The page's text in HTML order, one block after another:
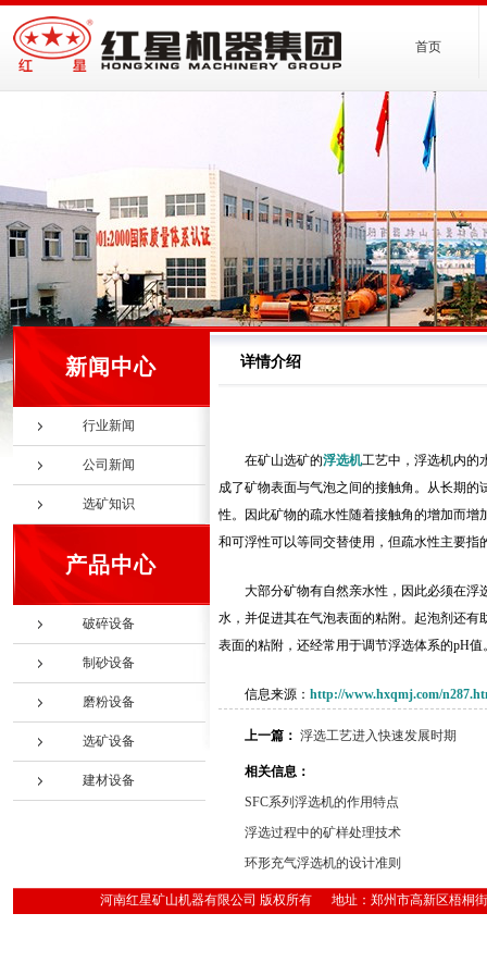
首页
新闻中心
行业新闻
公司新闻
选矿知识
产品中心
破碎设备
制砂设备
磨粉设备
选矿设备
建材设备
详情介绍
在矿山选矿的浮选机工艺中，浮选机内的
成了矿物表面与气泡之间的接触角。从长期
性。因此矿物的疏水性随着接触角的增加而
和可浮性可以等同交替使用，但疏水性主要
大部分矿物有自然亲水性，因此必须在
水，并促进其在气泡表面的粘附。起泡剂还
表面的粘附，还经常用于调节浮选体系的pH值
信息来源： http://www.hxqmj.com/
上一篇： 浮选工艺进入快速发展时期
相关信息：
SFC系列浮选机的作用特点
浮选过程中的矿样处理技术
环形充气浮选机的设计准则
河南红星矿山机器有限公司 版权所有 地址：郑州市高新区梧桐